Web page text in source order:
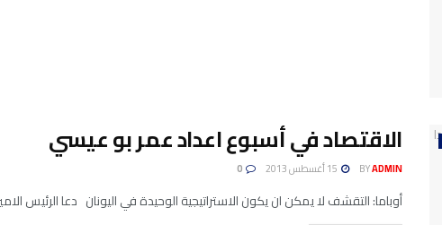
الاقتصاد في أسبوع اعداد عمر بو عيسي
BYADMIN
أوباما: التقشف لا يمكن ان يكون الاستراتيجية الوحيدة في اليونان دعا الرئيس